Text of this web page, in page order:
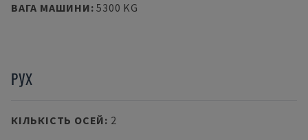
ВАГА МАШИНИ:5300 KG
РУХ
КІЛЬКІСТЬ ОСЕЙ: 2